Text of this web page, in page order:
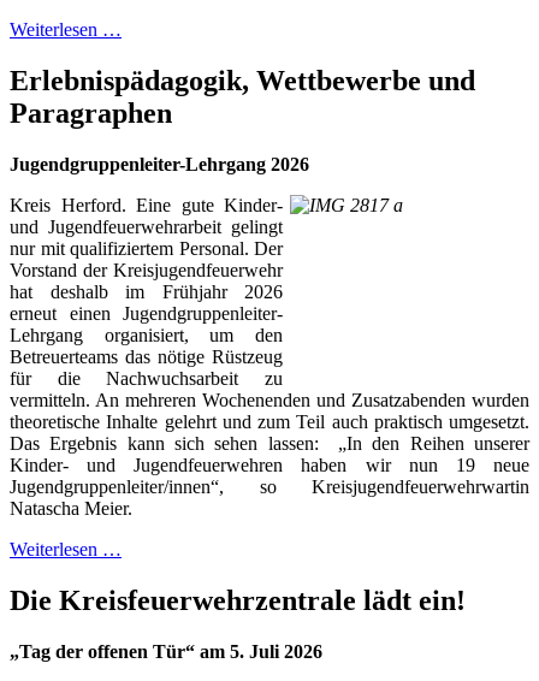
Weiterlesen …
Erlebnispädagogik, Wettbewerbe und
Paragraphen
Jugendgruppenleiter-Lehrgang 2026
Kreis Herford. Eine gute Kinder-
und Jugendfeuerwehrarbeit gelingt
nur mit qualifiziertem Personal. Der
Vorstand der Kreisjugendfeuerwehr
hat deshalb im Frühjahr 2026
erneut einen Jugendgruppenleiter-
Lehrgang organisiert, um den
Betreuerteams das nötige Rüstzeug
für die Nachwuchsarbeit zu
vermitteln. An mehreren Wochenenden und Zusatzabenden wurden
theoretische Inhalte gelehrt und zum Teil auch praktisch umgesetzt.
Das Ergebnis kann sich sehen lassen: „In den Reihen unserer
Kinder- und Jugendfeuerwehren haben wir nun 19 neue
Jugendgruppenleiter/innen“, so Kreisjugendfeuerwehrwartin
Natascha Meier.
Weiterlesen …
Die Kreisfeuerwehrzentrale lädt ein!
„Tag der offenen Tür“ am 5. Juli 2026